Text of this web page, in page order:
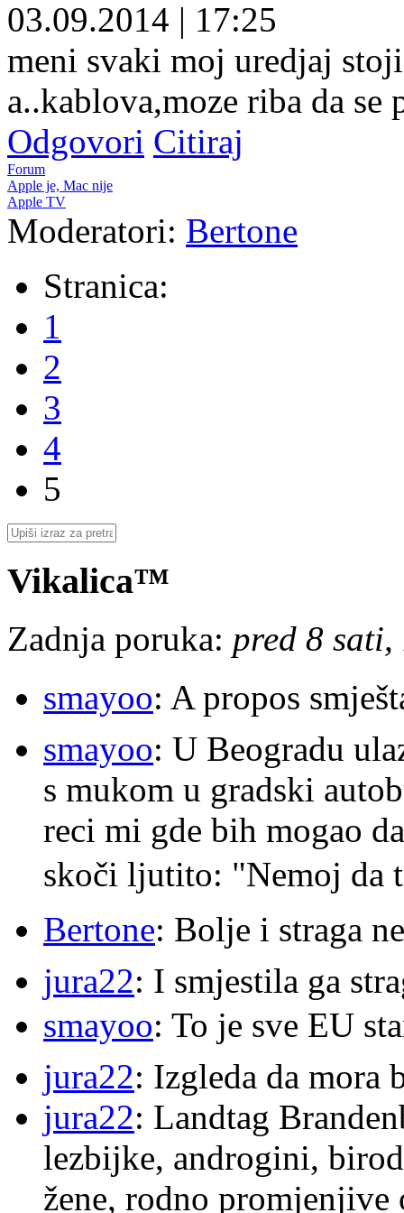
03.09.2014 | 17:25
meni svaki moj uredjaj
a..kablova,moze riba da se
Odgovori Citiraj
Forum
Apple je, Mac nije
Apple TV
Moderatori: Bertone
Stranica:
1
2
3
4
5
Vikalica™
Zadnja poruka: pred 8
smayoo: A propos
smayoo: U Beogradu
s mukom u gradski
reci mi gde bih mogao
skoči ljutito: "Nemoj da
Bertone: Bolje i straga
jura22: I smjestila ga
smayoo: To je sve EU
jura22: Izgleda da mora
jura22: Landtag
lezbijke, androgini,
žene, rodno